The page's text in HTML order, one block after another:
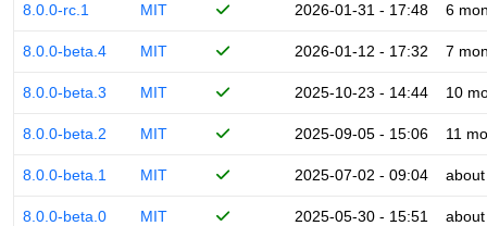
8.0.0-rc.1 MIT 2026-01-31 - 17:48 6
8.0.0-beta.4 MIT 2026-01-12 - 17:32 7
8.0.0-beta.3 MIT 2025-10-23 - 14:44 10
8.0.0-beta.2 MIT 2025-09-05 - 15:06 11
8.0.0-beta.1 MIT 2025-07-02 - 09:04
8.0.0-beta.0 MIT 2025-05-30 - 15:51